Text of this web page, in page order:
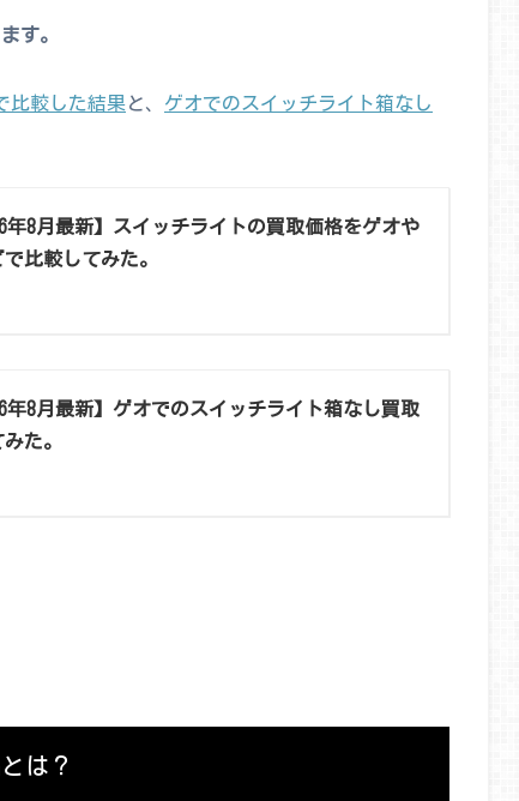
す。
比較した結果と、 ゲオでのスイッチライト箱なし
年8月最新】スイッチライトの買取価格をゲオや
比較してみた。
年8月最新】ゲオでのスイッチライト箱なし買取
た。
は？